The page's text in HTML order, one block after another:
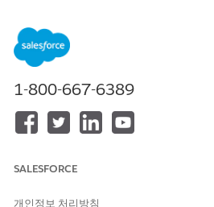
definition.
Map your nodes and attributes
right data. Data here represents
custom objects and their fields.
1-800-667-6389
SALESFORCE
개인정보 처리방침